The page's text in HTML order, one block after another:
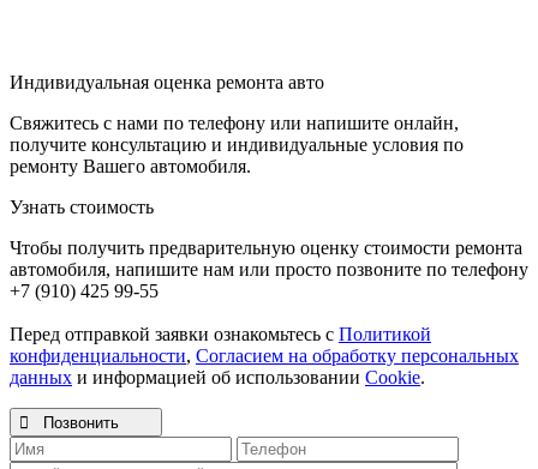
Индивидуальная оценка ремонта авто
Свяжитесь с нами по телефону или напишите онлайн,
получите консультацию и индивидуальные условия по
ремонту Вашего автомобиля.
Узнать стоимость
Чтобы получить предварительную оценку стоимости ремонта
автомобиля, напишите нам или просто позвоните по телефону
+7 (910) 425 99-55
Перед отправкой заявки ознакомьтесь с Политикой
конфиденциальности, Согласием на обработку персональных
данных и информацией об использовании Cookie.
 Позвонить